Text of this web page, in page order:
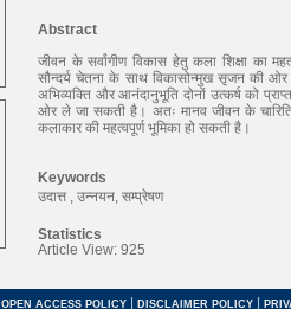
Abstract
जीवन के सर्वांगीण विकास हेतु कला शिक्षा का
सौन्दर्य चेतना के साथ विकासोन्मुख सृजन की
अभिव्यक्ति और आनंदानुभूति दोनों उत्कर्ष को
ओर ले जा सकती है। अतः मानव जीवन के
कलाकार की महत्वपूर्ण भूमिका हो सकती है।
Keywords
उदात्त , उन्नयन, सम्प्रेषण
Statistics
Article View: 925
OPEN ACCESS POLICY| DISCLAIMER POLICY |